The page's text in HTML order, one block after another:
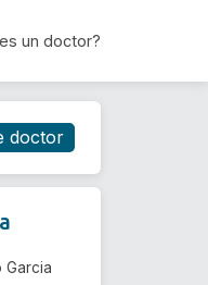
un doctor?
cita
doctor
Garcia